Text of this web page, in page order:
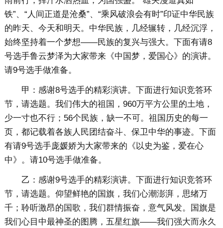
铁”、“人间正道是沧桑”、“乘风破浪会有时”印证中华民族
的昨天、今天和明天。中华民族，几经辗转，几经沉浮，
始终坚持着一个梦想——民族的复兴与强大。下面有请8
号选手鲁云梦泽为大家带来《中国梦，爱国心》的演讲。
请9号选手做准备。
甲：感谢8号选手的精彩演讲。下面进行知识竞答环
节，请选题。我们伟大的祖国，960万平方公里的土地，
少一寸也不行；56个民族，缺一不可。祖国历史的每一
页，都记载着各族人民团结奋斗、保卫中华的事迹。下面
有请9号选手庞媛娇为大家带来的《以史为鉴，爱在心
中》。请10号选手做准备。
乙：感谢9号选手的精彩演讲。下面进行知识竞答环
节，请选题。仰望鲜艳的国旗，我们心潮澎湃，思绪万
千；聆听激昂的国歌，我们群情振奋，意气风发。国旗是
我们心目中最神圣的图腾，五星红旗——我们强大而永久